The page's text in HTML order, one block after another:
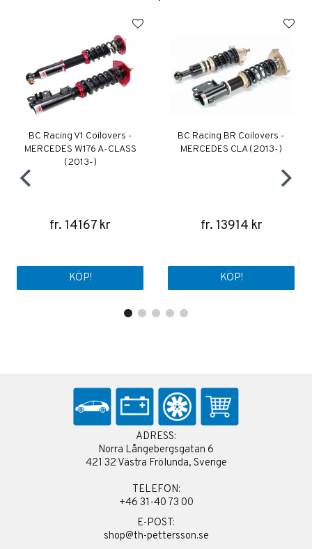
BC Racing V1 Coilovers -
MERCEDES W176 A-CLASS
(2013-)
fr. 14167 kr
KÖP!
BC Racing BR Coilovers -
MERCEDES CLA (2013-)
fr. 13914 kr
KÖP!
ADRESS:
Norra Långebergsgatan 6
421 32 Västra Frölunda, Sverige
TELEFON:
+46 31-40 73 00
E-POST:
shop@th-pettersson.se